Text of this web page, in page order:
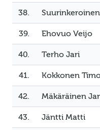
38.
39. Ehovuo Veijo
40. Terho Jari
41. Kokkonen
42. Mäkäräinen
43. Jäntti Matti